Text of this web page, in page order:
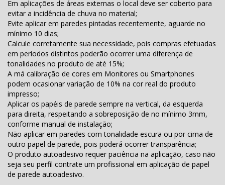
Em aplicações de áreas externas o local deve ser coberto para
evitar a incidência de chuva no material;
Evite aplicar em paredes pintadas recentemente, aguarde no
mínimo 10 dias;
Calcule corretamente sua necessidade, pois compras efetuadas
em períodos distintos poderão ocorrer uma diferença de
tonalidades no produto de até 15%;
A má calibração de cores em Monitores ou Smartphones
podem ocasionar variação de 10% na cor real do produto
impresso;
Aplicar os papéis de parede sempre na vertical, da esquerda
para direita, respeitando a sobreposição de no mínimo 3mm,
conforme manual de instalação;
Não aplicar em paredes com tonalidade escura ou por cima de
outro papel de parede, pois poderá ocorrer transparência;
O produto autoadesivo requer paciência na aplicação, caso não
seja seu perfil contrate um profissional em aplicação de papel
de parede autoadesivo.